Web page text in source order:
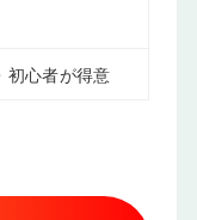
初心者が得意